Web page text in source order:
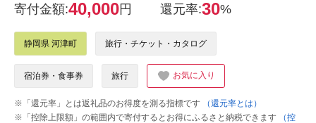
寄付金額:40,000円 還元率:30%
静岡県 河津町 旅行・チケット・カタログ
宿泊券・食事券 旅行 お気に入り
※「還元率」とは返礼品のお得度を測る指標です
（還元率とは）
※「控除上限額」の範囲内で寄付するとお得にふるさと納税できます
（控